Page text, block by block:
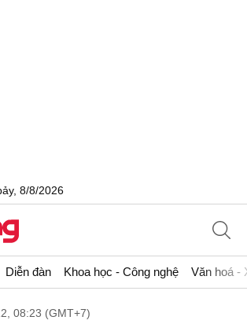
8/8/2026
Diễn đàn Khoa học - Công nghệ Văn hoá -
08:23 (GMT+7)